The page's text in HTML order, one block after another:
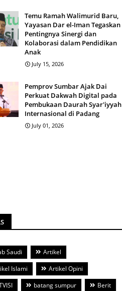
Temu Ramah Walimurid Baru,
Yayasan Dar el-Iman Tegaskan
Pentingnya Sinergi dan
Kolaborasi dalam Pendidikan
Anak
July 15, 2026
Pemprov Sumbar Ajak Dai
Perkuat Dakwah Digital pada
Pembukaan Daurah Syar'iyyah
Internasional di Padang
July 01, 2026
Saudi
Artikel
Islami
Artikel Opini
batang sumpur
Berit